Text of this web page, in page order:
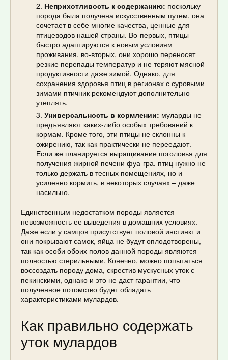
Неприхотливость к содержанию: поскольку
порода была получена искусственным путем, она
сочетает в себе многие качества, ценные для
птицеводов нашей страны. Во-первых, птицы
быстро адаптируются к новым условиям
проживания. во-вторых, они хорошо переносят
резкие перепады температур и не теряют мясной
продуктивности даже зимой. Однако, для
сохранения здоровья птиц в регионах с суровыми
зимами птичник рекомендуют дополнительно
утеплять.
Универсальность в кормлении: муларды не
предъявляют каких-либо особых требований к
кормам. Кроме того, эти птицы не склонны к
ожирению, так как практически не переедают.
Если же планируется выращивание поголовья для
получения жирной печени фуа-гра, птиц нужно не
только держать в тесных помещениях, но и
усиленно кормить, в некоторых случаях – даже
насильно.
Единственным недостатком породы является
невозможность ее выведения в домашних условиях.
Даже если у самцов присутствует половой инстинкт и
они покрывают самок, яйца не будут оплодотворены,
так как особи обоих полов данной породы являются
полностью стерильными. Конечно, можно попытаться
воссоздать породу дома, скрестив мускусных уток с
пекинскими, однако и это не даст гарантии, что
полученное потомство будет обладать
характеристиками мулардов.
Как правильно содержать
уток мулардов